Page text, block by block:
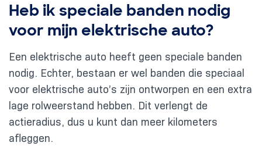
Heb ik speciale banden nodig
voor mijn elektrische auto?
Een elektrische auto heeft geen speciale banden
nodig. Echter, bestaan er wel banden die speciaal
voor elektrische auto’s zijn ontworpen en een extra
lage rolweerstand hebben. Dit verlengt de
actieradius, dus u kunt dan meer kilometers
afleggen.